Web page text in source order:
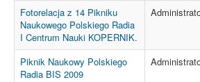
Fotorelacja z 14 Pikniku
Naukowego Polskiego Radia
I Centrum Nauki KOPERNIK.
Piknik Naukowy Polskiego
Radia BIS 2009